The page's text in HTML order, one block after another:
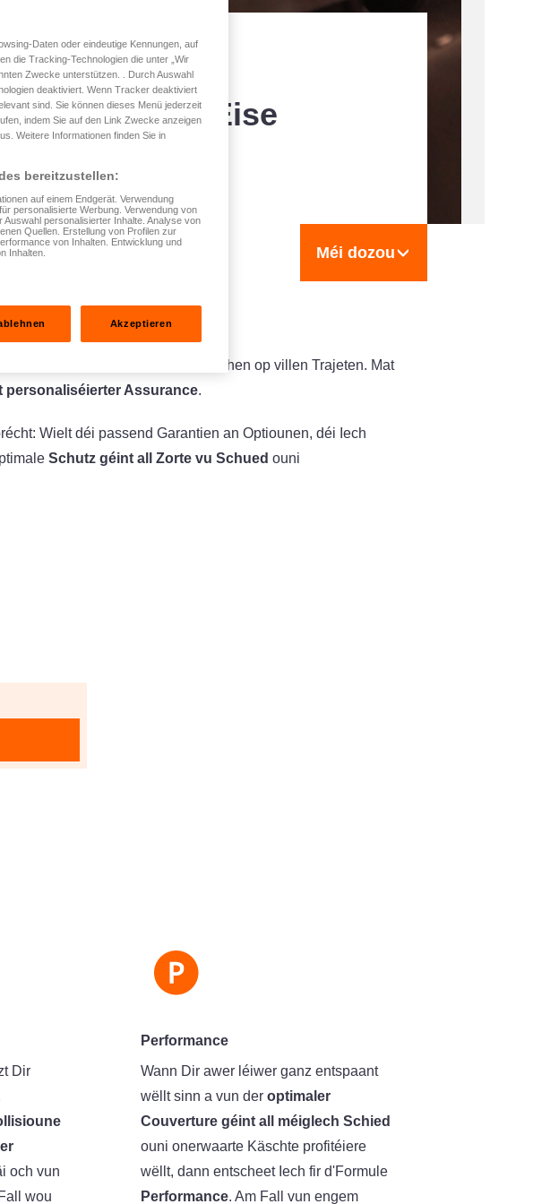
Auto
Äre Choix. Eise
Méi dozou
Auto begleet Iech dagdeeglechen op villen Trajeten. Mat
personaliséierter Assurance.
Wielt déi passend Garantien an Optiounen, déi Iech
Schutz géint all Zorte vu Schued ouni
Dir
och vun
wou
Performance
Wann Dir awer léiwer ganz entspaant
wëllt sinn a vun der optimaler
Couverture géint all méiglech Schied
ouni onerwaarte Käschte profitéiere
wëllt, dann entscheet Iech fir d'Formule
Performance. Am Fall vun engem
Daten oder eindeutige Kennungen, auf
die Tracking-Technologien die unter „Wir
Zwecke unterstützen. . Durch Auswahl
deaktiviert. Wenn Tracker deaktiviert
sind. Sie können dieses Menü jederzeit
indem Sie auf den Link Zwecke anzeigen
Weitere Informationen finden Sie in
bereitzustellen:
auf einem Endgerät. Verwendung
personalisierte Werbung. Verwendung von
personalisierter Inhalte. Analyse von
Quellen. Erstellung von Profilen zur
von Inhalten. Entwicklung und
Inhalten.
Akzeptieren